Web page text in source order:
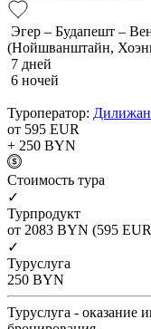
Эгер – Будапешт –
(Нойшванштайн,
7 дней
6 ночей
Туроператор:
от 595 EUR
+ 250 BYN
Cтоимость тура
✓
Турпродукт
от 2083 BYN (595
✓
Туруслуга
250 BYN
Туруслуга - оказание